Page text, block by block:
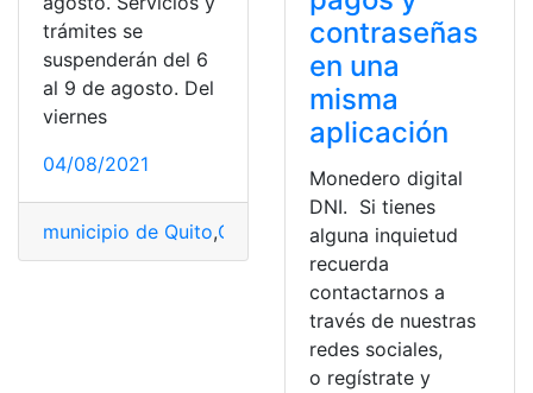
trámites se
suspenderán del 6
al 9 de agosto. Del
viernes
04/08/2021
municipio de Quito,Obligaciones,Pagar impuestos
contraseñas
en una
misma
aplicación
Monedero digital
DNI. Si tienes
alguna inquietud
recuerda
contactarnos a
través de nuestras
redes sociales,
o regístrate y